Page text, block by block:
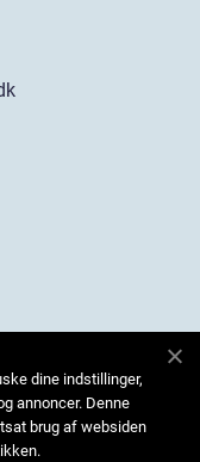
dine indstillinger,
annoncer. Denne
brug af websiden